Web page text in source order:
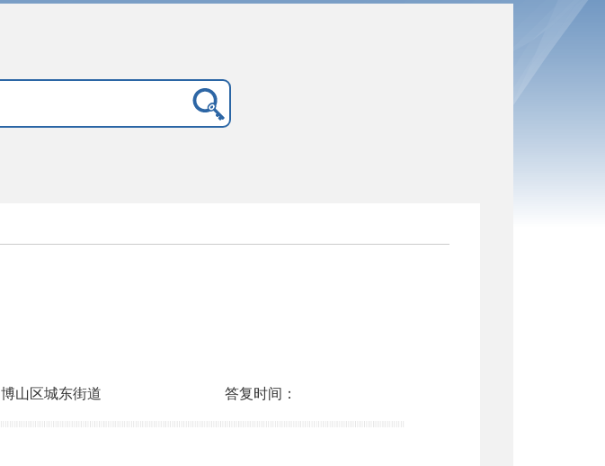
博山区城东街道 答复时间：